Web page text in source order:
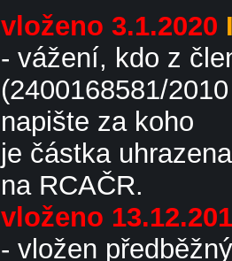
vloženo 3.1.2020
- vážení, kdo z
(2400168581/
napište za koho
je částka
na RCAČR.
vloženo
- vložen